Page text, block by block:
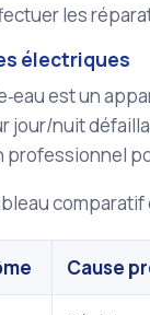
les
électriques
est un
jour/nuit
professionnel
Cause